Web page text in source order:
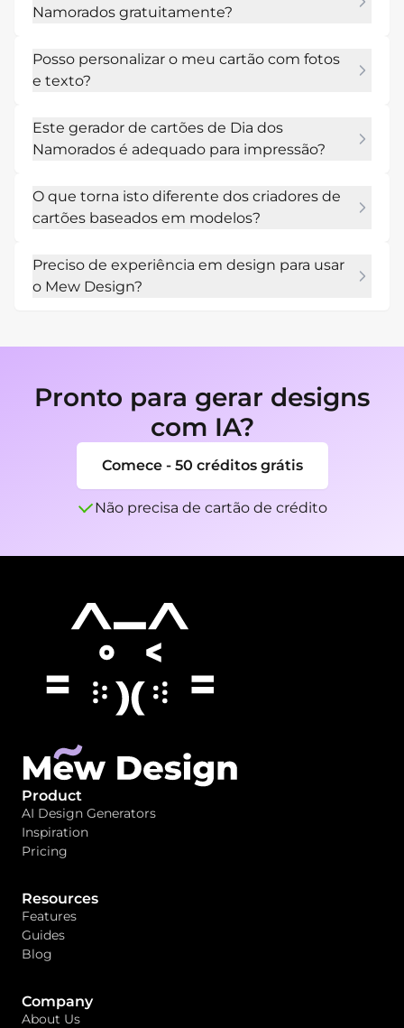
Namorados gratuitamente?
gratuitos quando te registas, permitindo-te
criar cartões de Dia dos Namorados online sem
Posso personalizar o meu cartão com fotos
e texto?
tua própria mensagem de Dia dos Namorados
e ajustar o layout e o texto para combinar com
Este gerador de cartões de Dia dos
Namorados é adequado para impressão?
resolução que funcionam bem para impressão
doméstica ou profissional.
O que torna isto diferente dos criadores de
cartões baseados em modelos?
descreves o que queres. A IA cria um design
baseado na tua ideia, dando-te mais
Preciso de experiência em design para usar
o Mew Design?
queiram ajustar detalhes.
Pronto para gerar designs
com IA?
Comece - 50 créditos grátis
Não precisa de cartão de crédito
Product
AI Design Generators
Inspiration
Pricing
Resources
Features
Guides
Blog
Company
About Us